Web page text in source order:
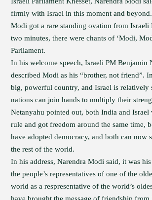
firmly with Israel in this moment and
Modi got a rare standing ovation from Israeli
two minutes, there were chants of ‘Modi,
Parliament.
In his welcome speech, Israeli PM Benjamin
described Modi as his “brother, not friend”.
big, powerful country, and Israel is relatively
nations can join hands to multiply their
Netanyahu pointed out, both India and Israel
rule and got freedom around the same time,
have adopted democracy, and both can now
the rest of the world.
In his address, Narendra Modi said, it was
the people’s representatives of one of the
world as a respresentative of the world’s